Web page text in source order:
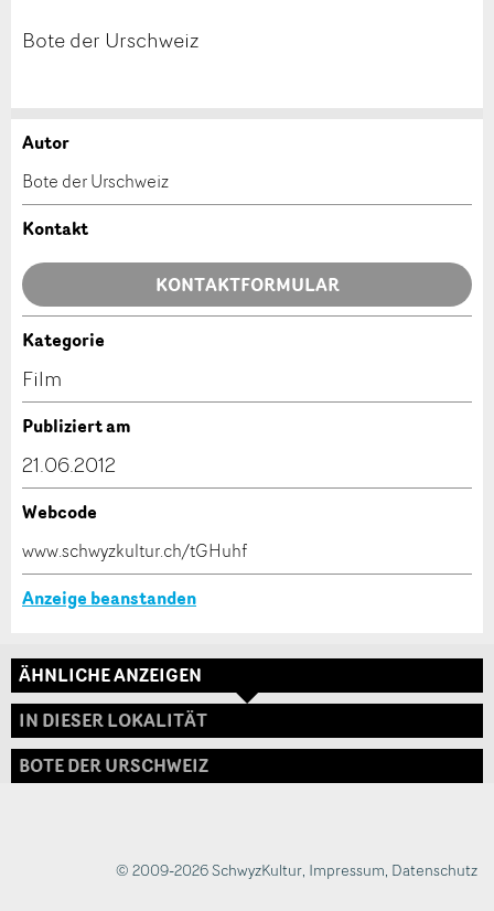
Bote der Urschweiz
Anzeige beanstanden
Ihr Feedback wird sehr geschätzt!
Allgemeines Feedback
Anzeige nicht mehr gültig
Anzeige unvollständig
* Eingabe erforderlich
Anzeige weiterempfehlen
Empfehlen Sie diese Anzeige an Freunde weiter.
* Eingabe erforderlich
Autor
Bote der Urschweiz
Kontakt
KONTAKTFORMULAR
Kontakt
Verfassen Sie eine Nachricht für die Kontaktpersonen
Adresse
Kategorie
Film
Publiziert am
21.06.2012
Webcode
www.schwyzkultur.ch/tGHuhf
Anzeige beanstanden
ÄHNLICHE ANZEIGEN
IN DIESER LOKALITÄT
BOTE DER URSCHWEIZ
© 2009-2026 SchwyzKultur, Impressum, Datenschutz